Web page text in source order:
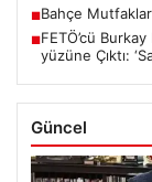
■Bahçe
■FETÖ’cü
yüzüne Çıktı:
Güncel